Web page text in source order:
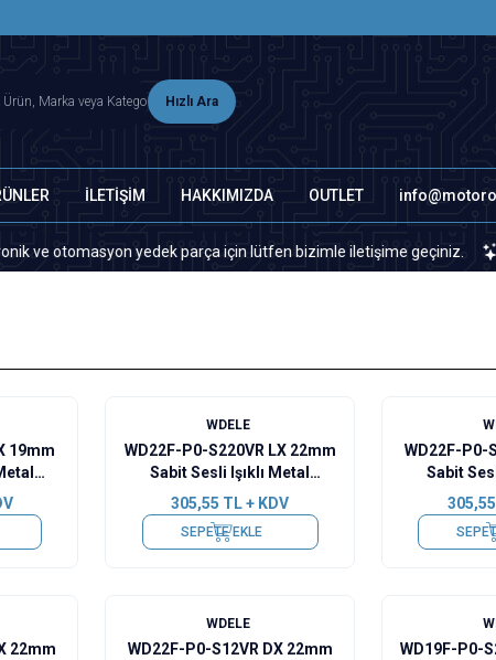
Hızlı Ara
İLETİŞİM HAKKIMIZDA OUTLET
otomasyon yedek parça için lütfen bizimle iletişime geçiniz.
19mm
WDELE
WD22F-P0-S220VR LX 22mm
Sabit Sesli Işıklı Metal
Buzzer - 220V
305,55 TL + KDV
SEPETE EKLE
WD22F-P0-
Sabit
305,55
22mm
WDELE
WD22F-P0-S12VR DX 22mm
WD19F-P0-